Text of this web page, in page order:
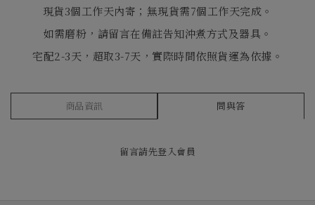
現貨3個工作天內寄；無現貨需7個工作天完成。
如需磨粉，請留言在備註告知沖煮方式及器具。
宅配2-3天，超取3-7天，實際時間依照貨運為依據。
商品資訊 問與答
留言請先登入會員